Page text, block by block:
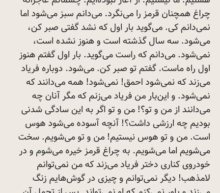
چراغ همچنان قرمز را می‌نگرد. می‌دانم سبز می‌شود اما
نمی‌دانم کی. می‌گوید بار اول که نشد گفتی صبر کن،
می‌شود. سه سال گذشته است و هنوز نشده است،
نمی‌شود. می‌دانم که راست می‌گوید. بار اول گفتم هنوز
اول راه ماست. گفتم تو صبر کن. می‌شود. دوباره فریاد
می‌زند که نمی‌شود احمق! نمی‌شود! همه می‌دانند که
نمی‌شود. و این‌بار من فریاد می‌زنم که مگر آنان چه
می‌دانند از من و تو؟! من و تو اگر به این سادگی شدنی
بودیم چه ارزشی داشت؟! آنچه آسوده می‌شود هوس
است. من و تو هوس نیستیم! من و تو می‌شویم. سخت
می‌شویم اما می‌شویم. به چراغ قرمز خیره می‌شوم و در
خودروی کناری دختر فریاد می‌زند که من نمی‌توانم
لامذهب! دیگر نمی‌توانم و چیزی در گوش‌هایم زنگ